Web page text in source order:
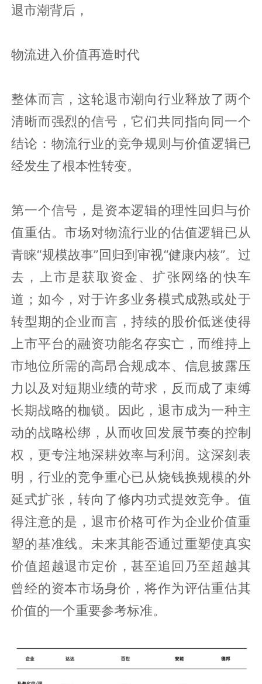
退市潮背后，
物流进入价值再造时代
整体而言，这轮退市潮向行业释放了两个
清晰而强烈的信号，它们共同指向同一个
结论：物流行业的竞争规则与价值逻辑已
经发生了根本性转变。
第一个信号，是资本逻辑的理性回归与价
值重估。市场对物流行业的估值逻辑已从
青睐“规模故事”回归到审视“健康内核”。过
去，上市是获取资金、扩张网络的快车
道；如今，对于许多业务模式成熟或处于
转型期的企业而言，持续的股价低迷使得
上市平台的融资功能名存实亡，而维持上
市地位所需的高昂合规成本、信息披露压
力以及对短期业绩的苛求，反而成了束缚
长期战略的枷锁。因此，退市成为一种主
动的战略松绑，从而收回发展节奏的控制
权，更专注地深耕效率与利润。这深刻表
明，行业的竞争重心已从烧钱换规模的外
延式扩张，转向了修内功式提效竞争。值
得注意的是，退市价格可作为企业价值重
塑的基准线。未来其能否通过重塑使真实
价值超越退市定价，甚至追回乃至超越其
曾经的资本市场身价，将作为评估重估其
价值的一个重要参考标准。